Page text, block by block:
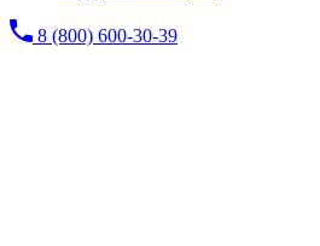
8 (800) 600-30-39